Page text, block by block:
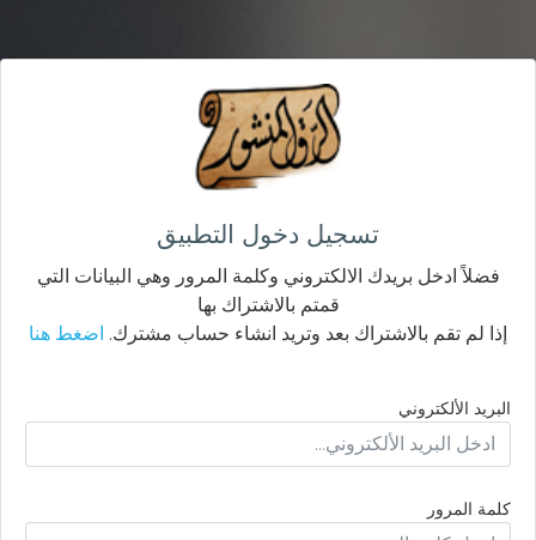
تسجيل دخول التطبيق
فضلاً ادخل بريدك الالكتروني وكلمة المرور وهي البيانات التي
قمتم بالاشتراك بها
إذا لم تقم بالاشتراك بعد وتريد انشاء حساب مشترك. اضغط هنا
البريد الألكتروني
كلمة المرور